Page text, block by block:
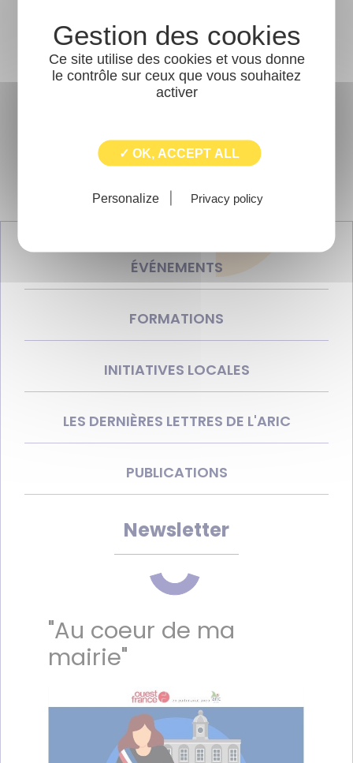
Voir toutes les actualités
ÉVÉNEMENTS
FORMATIONS
INITIATIVES LOCALES
LES DERNIÈRES LETTRES DE L'ARIC
PUBLICATIONS
Newsletter
"Au coeur de ma
mairie"
Ce site utilise des cookies et vous donne
le contrôle sur ceux que vous souhaitez
activer
✓ OK, ACCEPT ALL
Personalize Privacy policy